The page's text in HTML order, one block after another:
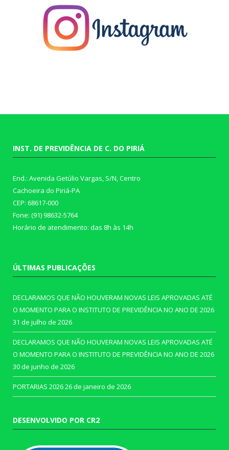
INST. DE PREVIDÊNCIA DE C. DO PIRIÁ
End.: Avenida Getúlio Vargas, S/N, Centro
Cachoeira do Piriá-PA
CEP: 68617-000
Fone: (91) 98632-5764
Horário de atendimento: das 8h às 14h
ÚLTIMAS PUBLICAÇÕES
DECLARAMOS QUE NÃO HOUVERAM NOVAS LEIS APROVADAS ATÉ
O MOMENTO PARA O INSTITUTO DE PREVIDÊNCIA NO ANO DE 2026
31 de julho de 2026
DECLARAMOS QUE NÃO HOUVERAM NOVAS LEIS APROVADAS ATÉ
O MOMENTO PARA O INSTITUTO DE PREVIDÊNCIA NO ANO DE 2026
30 de junho de 2026
PORTARIAS 202626 de janeiro de 2026
DESENVOLVIDO POR CR2